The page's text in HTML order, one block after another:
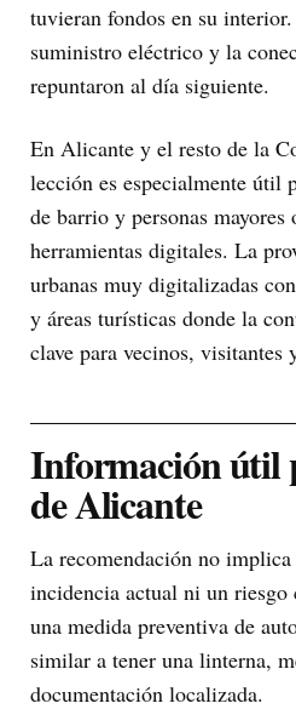
tuvieran fondos en su
suministro eléctrico y la
repuntaron al día siguiente.
En Alicante y el resto de la
lección es especialmente útil
de barrio y personas mayores
herramientas digitales. La
urbanas muy digitalizadas
y áreas turísticas donde la
clave para vecinos, visitantes
Información útil
de Alicante
La recomendación no implica
incidencia actual ni un riesgo
una medida preventiva de
similar a tener una linterna,
documentación localizada.